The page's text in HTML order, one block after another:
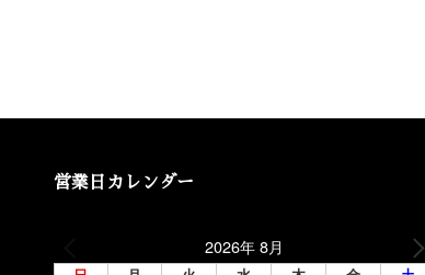
営業日カレンダー
2026年 8月